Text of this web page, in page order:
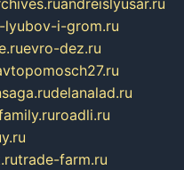
andreislyusar.ru
lyubov-i-grom.ru
evro-dez.ru
delanalad.ru
roadli.ru
trade-farm.ru